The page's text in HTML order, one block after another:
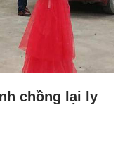
chồng lại ly